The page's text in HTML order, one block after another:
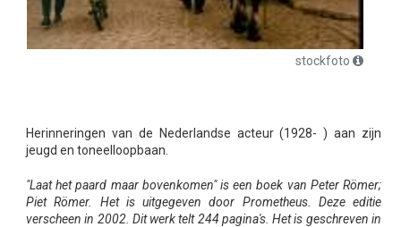
stockfoto
Herinneringen van de Nederlandse acteur (1928- ) aan zijn
jeugd en toneelloopbaan.
"Laat het paard maar bovenkomen" is een boek van Peter Römer;
Piet Römer. Het is uitgegeven door Prometheus. Deze editie
verscheen in 2002. Dit werk telt 244 pagina's. Het is geschreven in